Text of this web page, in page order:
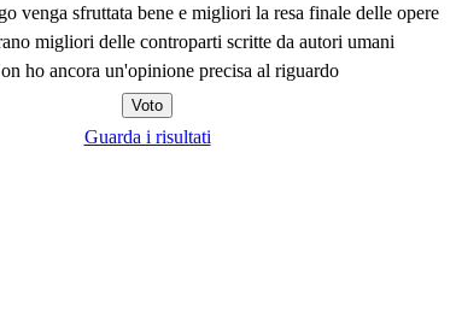
venga sfruttata bene e migliori la resa finale delle opere
migliori delle controparti scritte da autori umani
ho ancora un'opinione precisa al riguardo
Guarda i risultati